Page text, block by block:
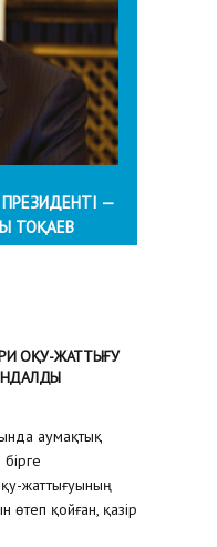
—
ТОҚАЕВ
ОҚУ-ЖАТТЫҒУ
аумақтық
жаттығуының
өтеп қойған, қазір